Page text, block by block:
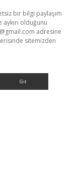
bir bilgi paylaşım
olduğunu
adresine
sitemizden